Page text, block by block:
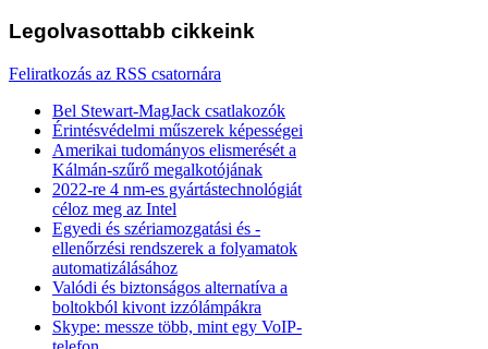
Legolvasottabb cikkeink
Feliratkozás az RSS csatornára
Bel Stewart-MagJack csatlakozók
Érintésvédelmi műszerek képességei
Amerikai tudományos elismerését a
Kálmán-szűrő megalkotójának
2022-re 4 nm-es gyártástechnológiát
céloz meg az Intel
Egyedi és szériamozgatási és -
ellenőrzési rendszerek a folyamatok
automatizálásához
Valódi és biztonságos alternatíva a
boltokból kivont izzólámpákra
Skype: messze több, mint egy VoIP-